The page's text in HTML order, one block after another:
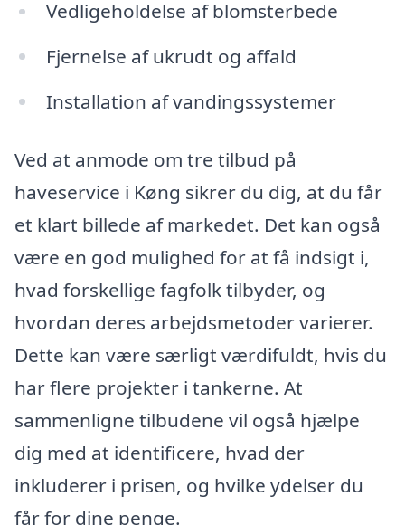
Vedligeholdelse af blomsterbede
Fjernelse af ukrudt og affald
Installation af vandingssystemer
Ved at anmode om tre tilbud på
haveservice i Køng sikrer du dig, at du får
et klart billede af markedet. Det kan også
være en god mulighed for at få indsigt i,
hvad forskellige fagfolk tilbyder, og
hvordan deres arbejdsmetoder varierer.
Dette kan være særligt værdifuldt, hvis du
har flere projekter i tankerne. At
sammenligne tilbudene vil også hjælpe
dig med at identificere, hvad der
inkluderer i prisen, og hvilke ydelser du
får for dine penge.